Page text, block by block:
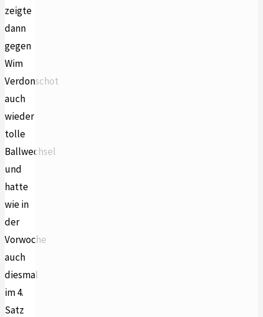
zeigte
dann
gegen
Wim
Verdonschot
auch
wieder
tolle
Ballwechsel
und
hatte
wie in
der
Vorwoche
auch
diesmal
im 4.
Satz